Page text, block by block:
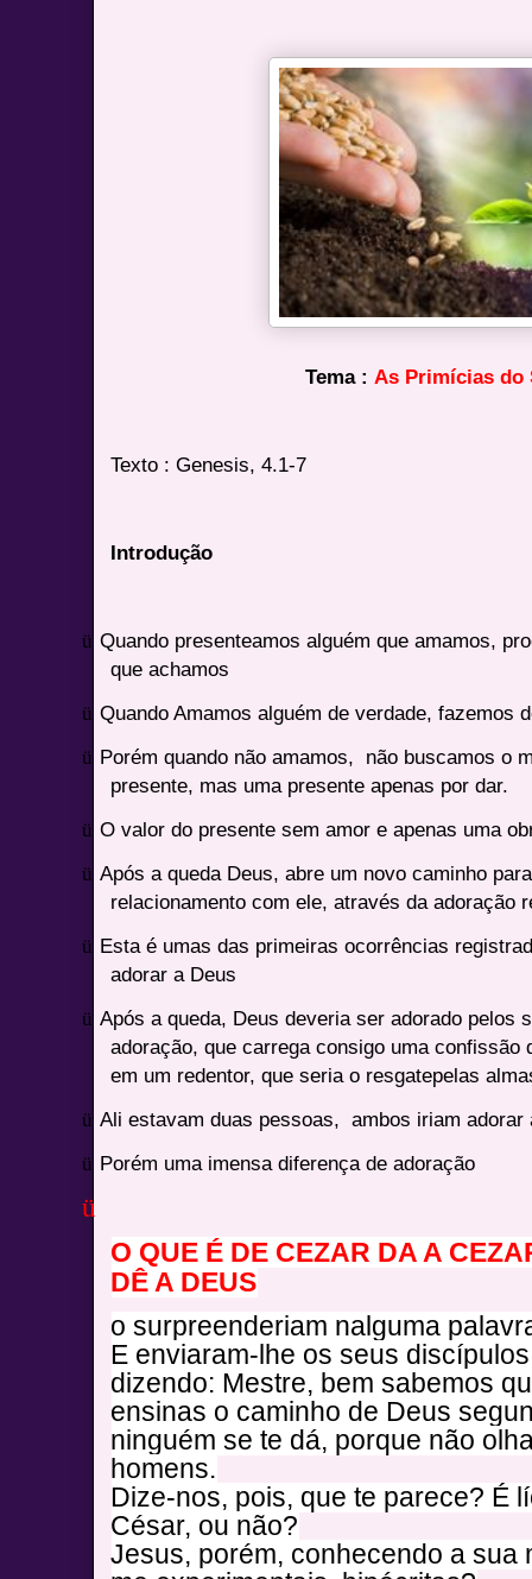
Tema : As Primícias
Texto : Genesis, 4.1-7
Introdução
ü Quando presenteamos alguém que amamos,
que achamos
ü Quando Amamos alguém de verdade, fazemos
ü Porém quando não amamos, não buscamos o
presente, mas uma presente apenas por dar.
ü O valor do presente sem amor e apenas uma
ü Após a queda Deus, abre um novo caminho
relacionamento com ele, através da adoração
ü Esta é umas das primeiras ocorrências
adorar a Deus
ü Após a queda, Deus deveria ser adorado pelos
adoração, que carrega consigo uma confissão
em um redentor, que seria o resgatepelas
ü Ali estavam duas pessoas, ambos iriam adorar
ü Porém uma imensa diferença de adoração
ü
O QUE É DE CEZAR DA A
DÊ A DEUS
o surpreenderiam nalguma
E enviaram-lhe os seus
dizendo: Mestre, bem sabemos
ensinas o caminho de Deus
ninguém se te dá, porque não
homens.
Dize-nos, pois, que te parece? É
César, ou não?
Jesus, porém, conhecendo a sua